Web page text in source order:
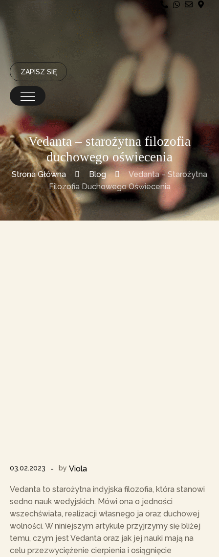
ZAPISZ SIĘ
Vedanta – starożytna filozofia
duchowego oświecenia
Strona Główna Blog
Vedanta – Starożytna
Filozofia Duchowego Oświecenia
03.02.2023 by Viola
Vedanta to starożytna indyjska filozofia, która stanowi
sedno nauk wedyjskich. Mówi ona o jedności
wszechświata, realizacji własnego ja oraz duchowej
wolności. W niniejszym artykule przyjrzymy się bliżej
temu, czym jest Vedanta oraz jak jej nauki mają na
celu przezwyciężenie cierpienia i osiągnięcie